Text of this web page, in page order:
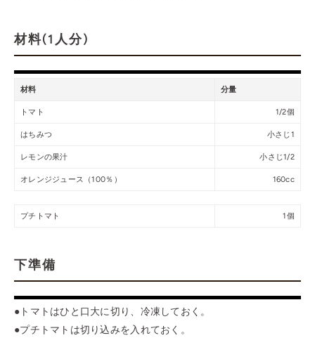
材料(1人分)
材料 分量
トマト 1/2個
はちみつ 小さじ1
レモンの果汁 小さじ1/2
オレンジジュース（100％） 160cc
プチトマト 1個
下準備
●トマトはひと口大に切り、冷凍しておく。
●プチトマトは切り込みを入れておく。